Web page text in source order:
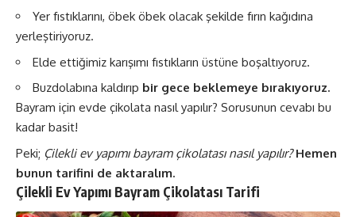
Yer fıstıklarını, öbek öbek olacak şekilde fırın kağıdına
yerleştiriyoruz.
Elde ettiğimiz karışımı fıstıkların üstüne boşaltıyoruz.
Buzdolabına kaldırıp bir gece beklemeye bırakıyoruz.
Bayram için evde çikolata nasıl yapılır? Sorusunun cevabı bu
kadar basit!
Peki; Çilekli ev yapımı bayram çikolatası nasıl yapılır? Hemen
bunun tarifini de aktaralım.
Çilekli Ev Yapımı Bayram Çikolatası Tarifi